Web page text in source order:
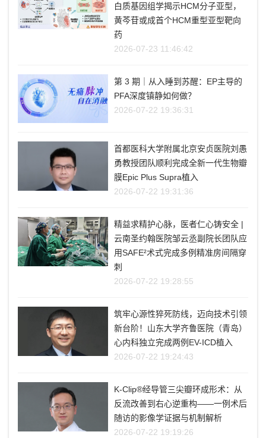
白质基因组学揭示HCM分子亚型，
黄芩苷或成首个HCM重型亚型靶向
药
2026-07-23 11:46:42
第 3 期｜从入睡到苏醒：EP主导的
PFA深度镇静如何做？
2026-07-22 19:36:31
首都医科大学附属北京安贞医院刘愚
勇教授团队顺利完成全新一代生物瓣
膜Epic Plus Supra植入
2026-07-22 19:31:36
精益求精护心脉，医者仁心铸安全 |
云南圣约翰医院邹云丞副院长团队应
用SAFE²术式完成多例精准房间隔穿
刺
2026-07-22 19:28:55
筑牢心源性猝死防线，迈向技术引领
新台阶！山东大学齐鲁医院（青岛）
心内科独立完成两例EV-ICD植入
2026-07-22 19:24:43
K-Clip®经导管三尖瓣环成形术：从
反流改善到右心逆重构——一例术后
随访的影像学证据与机制解析
2026-07-22 19:19:26